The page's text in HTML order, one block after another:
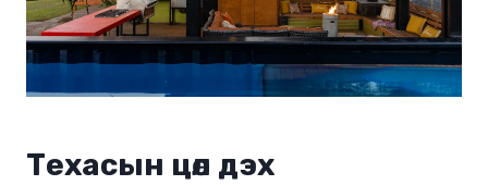
Техасын цөл дэх